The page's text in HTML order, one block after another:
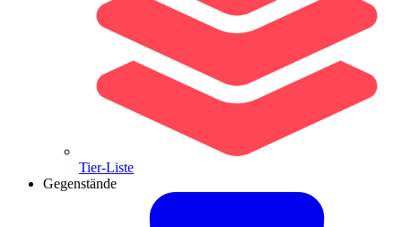
Tier-Liste
Gegenstände